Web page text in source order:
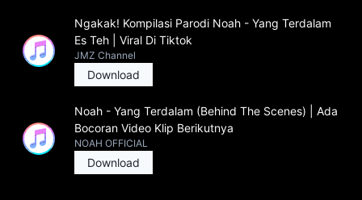
Ngakak! Kompilasi Parodi Noah - Yang Terdalam
Es Teh | Viral Di Tiktok
JMZ Channel
Download
Noah - Yang Terdalam (Behind The Scenes) | Ada
Bocoran Video Klip Berikutnya
NOAH OFFICIAL
Download